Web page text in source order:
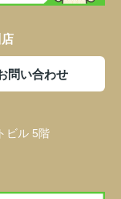
問い合わせ
ビル 5階